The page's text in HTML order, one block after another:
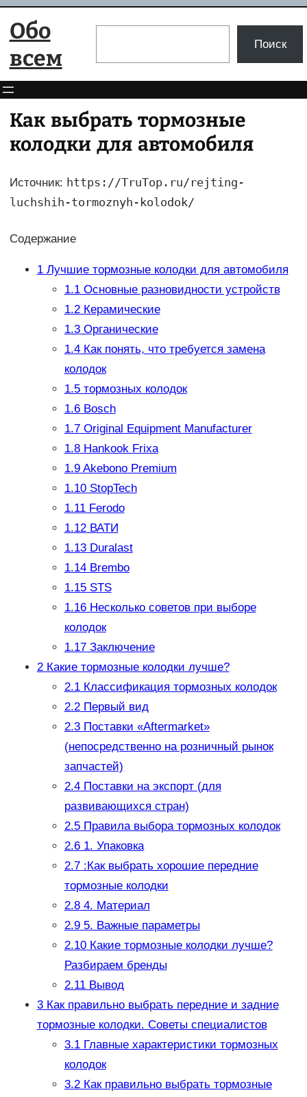
Перейти
Обо
всем
Поиск
Как выбрать тормозные
колодки для автомобиля
Источник: https://TruTop.ru/rejting-
luchshih-tormoznyh-kolodok/
Содержание
1Лучшие тормозные колодки для автомобиля
1.1Основные разновидности устройств
1.2Керамические
1.3Органические
1.4Как понять, что требуется замена
колодок
1.5тормозных колодок
1.6Bosch
1.7Original Equipment Manufacturer
1.8Hankook Frixa
1.9Akebono Premium
1.10StopTech
1.11Ferodo
1.12ВАТИ
1.13Duralast
1.14Brembo
1.15STS
1.16Несколько советов при выборе
колодок
1.17Заключение
2Какие тормозные колодки лучше?
2.1Классификация тормозных колодок
2.2Первый вид
2.3Поставки «Aftermarket»
(непосредственно на розничный рынок
запчастей)
2.4Поставки на экспорт (для
развивающихся стран)
2.5Правила выбора тормозных колодок
2.61. Упаковка
2.7:Как выбрать хорошие передние
тормозные колодки
2.84. Материал
2.95. Важные параметры
2.10Какие тормозные колодки лучше?
Разбираем бренды
2.11Вывод
3Как правильно выбрать передние и задние
тормозные колодки. Советы специалистов
3.1Главные характеристики тормозных
колодок
3.2Как правильно выбрать тормозные